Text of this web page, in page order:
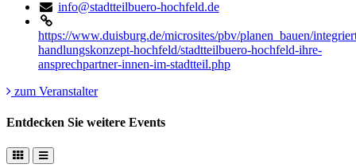
info@stadtteilbuero-hochfeld.de
https://www.duisburg.de/microsites/pbv/planen_bauen/
handlungskonzept-hochfeld/stadtteilbuero-hochfeld-ihre-
ansprechpartner-innen-im-stadtteil.php
zum Veranstalter
Entdecken Sie weitere Events